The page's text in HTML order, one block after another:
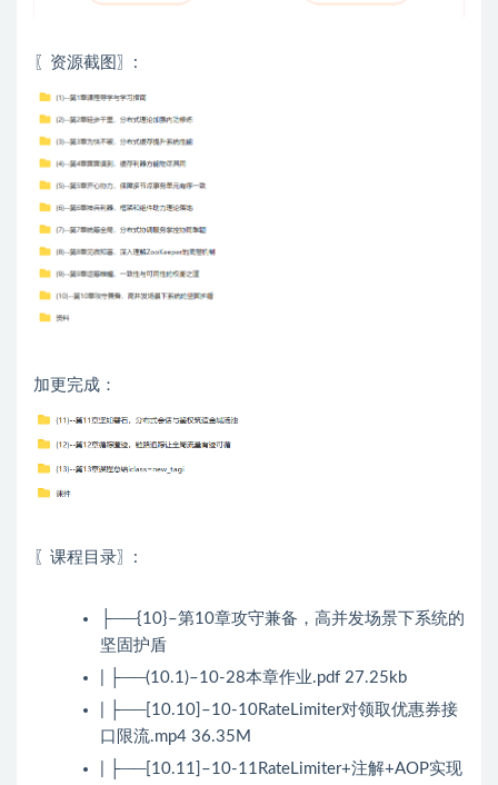
〖资源截图〗:
加更完成：
〖课程目录〗:
├──{10}–第10章攻守兼备，高并发场景下系统的
坚固护盾
| ├──(10.1)–10-28本章作业.pdf 27.25kb
| ├──[10.10]–10-10RateLimiter对领取优惠券接
口限流.mp4 36.35M
| ├──[10.11]–10-11RateLimiter+注解+AOP实现